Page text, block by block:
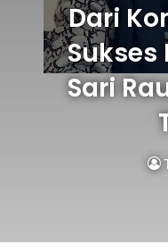
Dari
Sukses
Sari